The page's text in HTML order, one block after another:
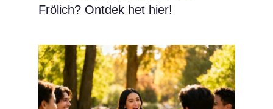
Frölich? Ontdek het hier!